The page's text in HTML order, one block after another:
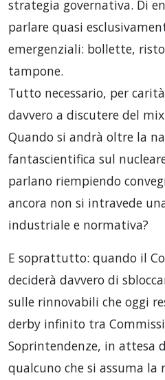
strategia governativa. Di
parlare quasi
emergenziali: bollette,
tampone.
Tutto necessario, per
davvero a discutere del
Quando si andrà oltre la
fantascientifica sul
parlano riempiendo
ancora non si intravede
industriale e normativa?
E soprattutto: quando il
deciderà davvero di
sulle rinnovabili che oggi
derby infinito tra
Soprintendenze, in attesa
qualcuno che si assuma la